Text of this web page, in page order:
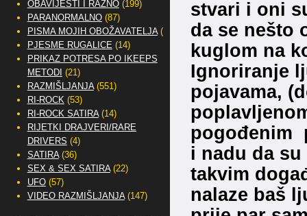
stvari i oni
da se nešto
kuglom na
Ignoriranje
pojavama,
pogođenim
i nadu da
takvim
nalaze baš
OBAVIJESTI I RAZNO(199)
PARANORMALNO(87)
PISMA MOJIH OBOŽAVATELJA(2)
PJESME RUGALICE (14)
PRIKAZ POTRESA PO IKEEPS
METODI (21)
RAZMIŠLJANJA(551)
RI-ROCK(53)
RI-ROCK SATIRA(14)
RIJETKI DRAJVERI/RARE
DRIVERS (4)
SATIRA(36)
SEX & SEX SATIRA(22)
UFO(57)
VIDEO RAZMIŠLJANJA(147)